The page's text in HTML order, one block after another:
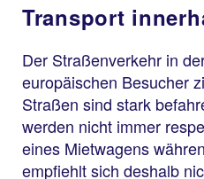
Transport
Der Straßenverkehr in
europäischen Besucher
Straßen sind stark
werden nicht immer
eines Mietwagens
empfiehlt sich deshalb